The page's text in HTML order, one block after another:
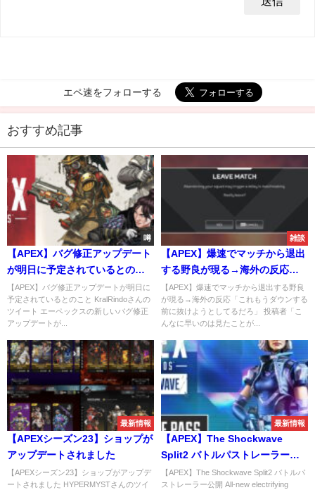
エペ速をフォローする
おすすめ記事
噂
【APEX】バグ修正アップデート
が明日に予定されているとのこ
と
【APEX】バグ修正アップデートが明日に
予定されているとのこと KralRindoさんの
ツイート エーペックスの新しいバグ修正
アップデートが...
雑談
【APEX】爆速でマッチから退出
する野良が現る→海外の反応
「これもうダウンする前に抜け
ようとしてるだろ」
【APEX】爆速でマッチから退出する野良
が現る→海外の反応「これもうダウンする
前に抜けようとしてるだろ」 投稿者「こ
んなに早いのは見たことが...
最新情報
【APEXシーズン23】ショップが
アップデートされました
【APEXシーズン23】ショップがアップデ
ートされました HYPERMYSTさんのツイ
最新情報
【APEX】The Shockwave
Split2 バトルパストレーラー公
開
【APEX】The Shockwave Split2 バトルパ
ストレーラー公開 All-new electrifying